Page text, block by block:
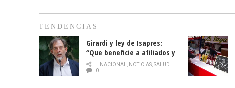
TENDENCIAS
Girardi y ley de Isapres:
“Que beneficie a afiliados y
no legalice el abuso”
NACIONAL, NOTICIAS,SALUD
0